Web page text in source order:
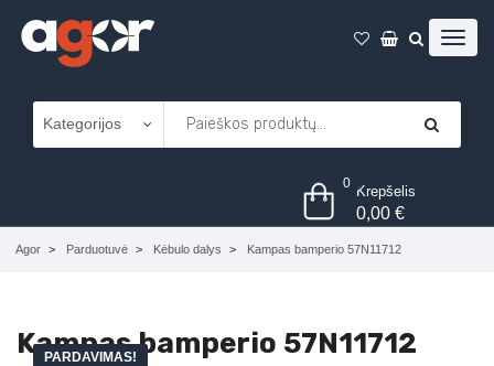
0 Krepšelis
0,00€
Agor Parduotuvė Kėbulo dalys Kampas bamperio 57N11712
Kampas bamperio 57N11712
PARDAVIMAS!